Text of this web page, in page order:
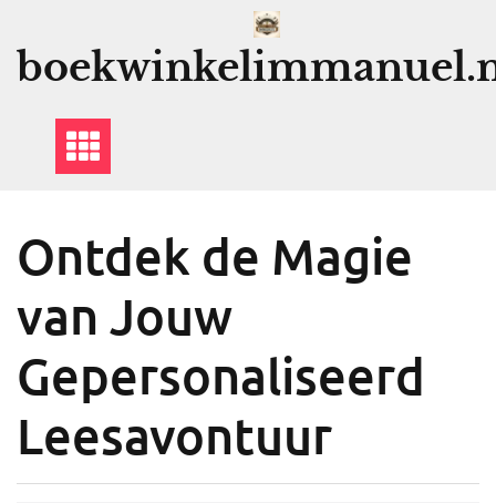
Ontdek de Magie
van Jouw
Gepersonaliseerd
Leesavontuur